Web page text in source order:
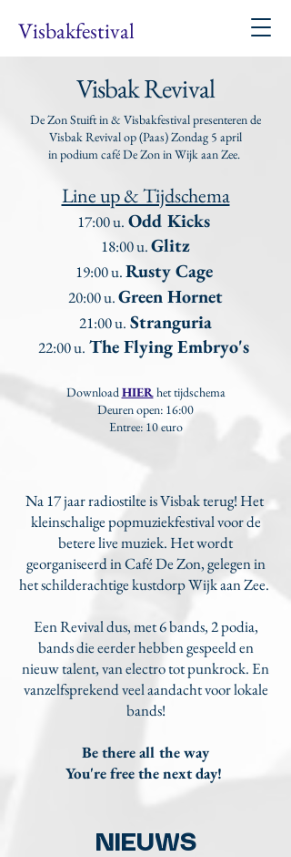
Visbakfestival
Visbak Revival
De Zon Stuift in & Visbakfestival presenteren de
Visbak Revival op (Paas) Zondag 5 april
in podium café De Zon in Wijk aan Zee.
Line up & Tijdschema
17:00 u. Odd Kicks
18:00 u.Glitz
19:00 u.Rusty Cage
20:00 u.Green Hornet
21:00 u. Stranguria
22:00 u. The Flying Embryo's
DownloadHIERhet tijdschema​
Deuren open: 16:00
Entree: 10 euro​
Na 17 jaar radiostilte is Visbak terug! Het
kleinschalige popmuziekfestival voor de
betere live muziek. Het wordt
georganiseerd in Café De Zon, gelegen in
het schilderachtige kustdorp Wijk aan Zee.
Een Revival dus, met 6 bands, 2 podia,
bands die eerder hebben gespeeld en
nieuw talent, van electro tot punkrock. En
vanzelfsprekend veel aandacht voor lokale
bands!
Be there all the way
You'refree the next day! ​​​​
NIEUWS